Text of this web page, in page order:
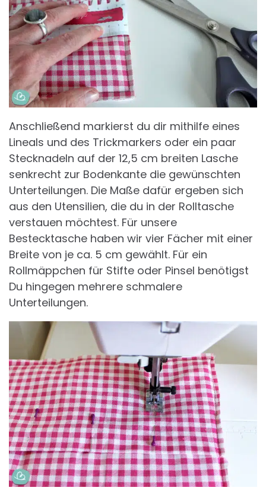
Anschließend markierst du dir mithilfe eines
Lineals und des Trickmarkers oder ein paar
Stecknadeln auf der 12,5 cm breiten Lasche
senkrecht zur Bodenkante die gewünschten
Unterteilungen. Die Maße dafür ergeben sich
aus den Utensilien, die du in der Rolltasche
verstauen möchtest. Für unsere
Bestecktasche haben wir vier Fächer mit einer
Breite von je ca. 5 cm gewählt. Für ein
Rollmäppchen für Stifte oder Pinsel benötigst
Du hingegen mehrere schmalere
Unterteilungen.